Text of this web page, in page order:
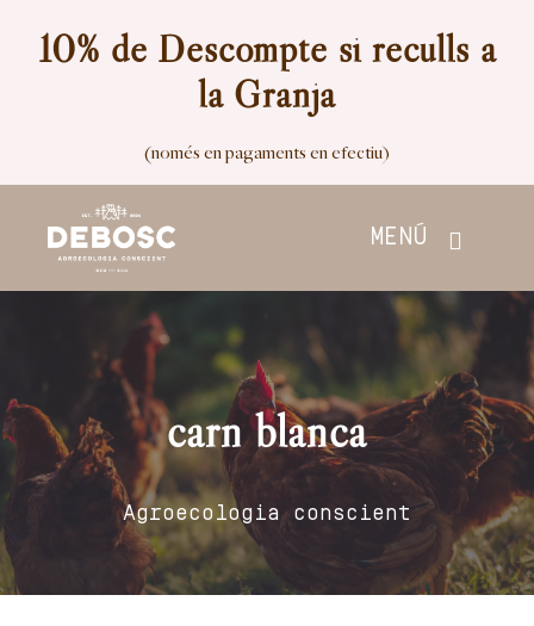
10% de Descompte si reculls a
la Granja
(només en pagaments en efectiu)
MENÚ
Nosaltres
Carret
carn blanca
Agroecologia conscient